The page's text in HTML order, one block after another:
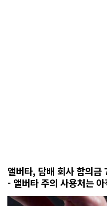
앨버타, 담배 회사 합의
- 앨버타 주의 사용처는 아